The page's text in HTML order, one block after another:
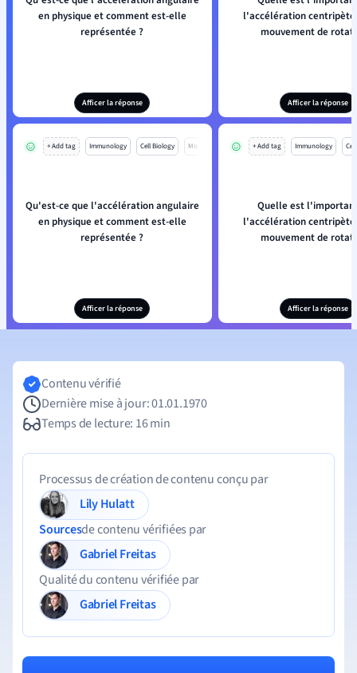
en physique et comment est-elle
représentée ?
Afficer la réponse
l'accélération centripète
mouvement de
Afficer la réponse
+ Add tag Immunology Cell Biology Mo
Qu'est-ce que l'accélération angulaire
en physique et comment est-elle
représentée ?
Afficer la réponse
+ Add tag Immunology
Quelle est
l'accélération centripète
mouvement de
Afficer la réponse
Contenu vérifié
Dernière mise à jour: 01.01.1970
Temps de lecture: 16 min
Processus de création de contenu conçu par
Lily Hulatt
Sourcesde contenu vérifiées par
Gabriel Freitas
Qualité du contenu vérifiée par
Gabriel Freitas